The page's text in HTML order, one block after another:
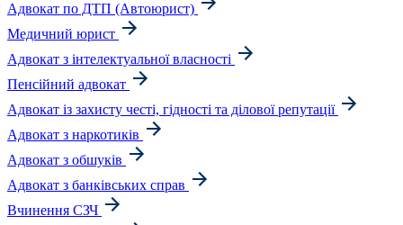
Адвокат по ДТП (Автоюрист)
Медичний юрист
Адвокат з інтелектуальної власності
Пенсійний адвокат
Адвокат із захисту честі, гідності та ділової репутації
Адвокат з наркотиків
Адвокат з обшуків
Адвокат з банківських справ
Вчинення СЗЧ